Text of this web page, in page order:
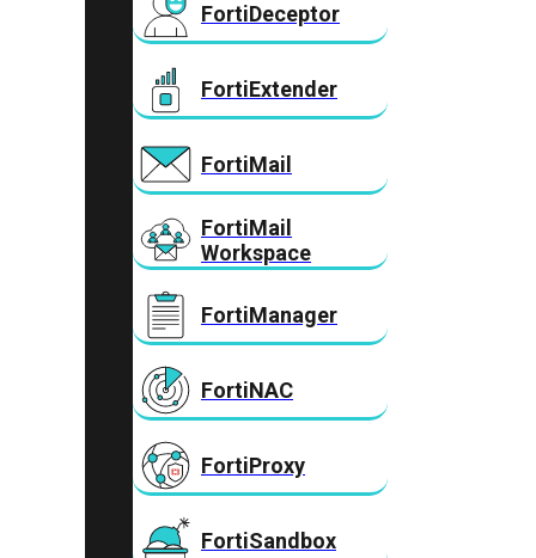
FortiDeceptor
FortiExtender
FortiMail
FortiMail
Workspace
FortiManager
FortiNAC
FortiProxy
FortiSandbox